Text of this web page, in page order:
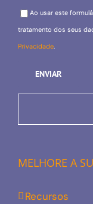
Please leave this field
Ao usar este
tratamento dos seus
Privacidade.
MELHORE A
Recursos